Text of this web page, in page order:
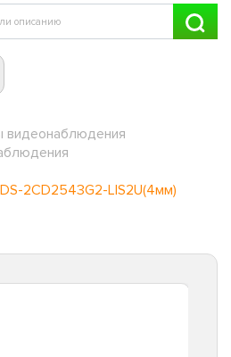
видеонаблюдения
2CD2543G2-LIS2U(4мм)